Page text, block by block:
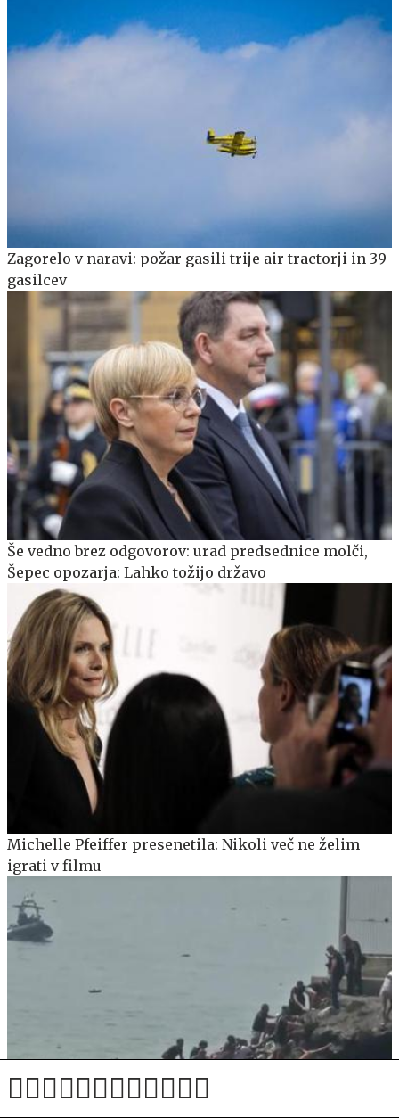
Zagorelo v naravi: požar gasili trije air tractorji in 39
gasilcev
Še vedno brez odgovorov: urad predsednice molči,
Šepec opozarja: Lahko tožijo državo
Michelle Pfeiffer presenetila: Nikoli več ne želim
igrati v filmu